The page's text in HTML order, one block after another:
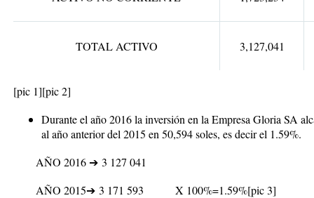
TOTAL ACTIVO 3,127,041
[pic 1][pic 2]
Durante el año 2016 la inversión en la Empresa Gloria SA
al año anterior del 2015 en 50,594 soles, es decir el 1.59%.
AÑO 2016 ➔ 3 127 041
AÑO 2015➔ 3 171 593 X 100%=1.59%[pic 3]